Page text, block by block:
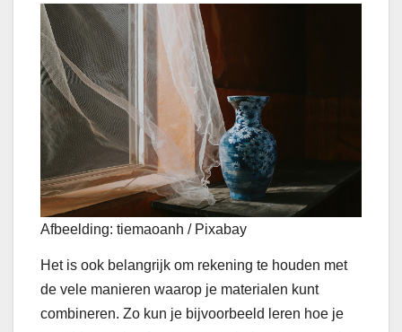
Afbeelding: tiemaoanh / Pixabay
Het is ook belangrijk om rekening te houden met
de vele manieren waarop je materialen kunt
combineren. Zo kun je bijvoorbeeld leren hoe je